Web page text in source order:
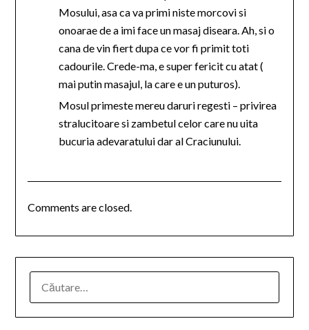
Mosului, asa ca va primi niste morcovi si
onoarae de a imi face un masaj diseara. Ah, si o
cana de vin fiert dupa ce vor fi primit toti
cadourile. Crede-ma, e super fericit cu atat (
mai putin masajul, la care e un puturos).
Mosul primeste mereu daruri regesti – privirea
stralucitoare si zambetul celor care nu uita
bucuria adevaratului dar al Craciunului.
Comments are closed.